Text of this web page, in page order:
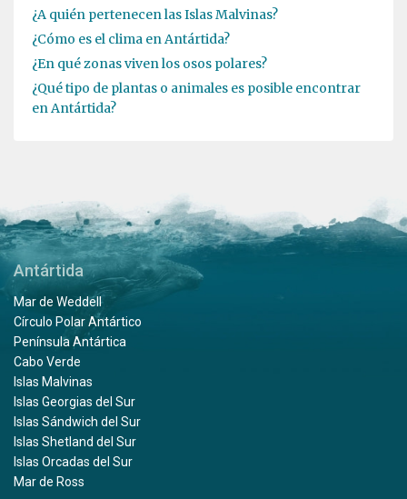
¿A quién pertenecen las Islas Malvinas?
¿Cómo es el clima en Antártida?
¿En qué zonas viven los osos polares?
¿Qué tipo de plantas o animales es posible encontrar
en Antártida?
Antártida
Mar de Weddell
Círculo Polar Antártico
Península Antártica
Cabo Verde
Islas Malvinas
Islas Georgias del Sur
Islas Sándwich del Sur
Islas Shetland del Sur
Islas Orcadas del Sur
Mar de Ross